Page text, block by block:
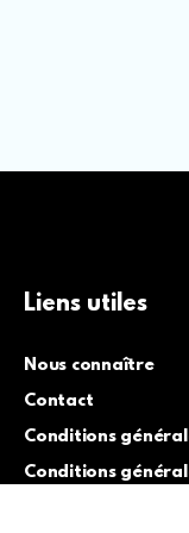
Liens utiles
Nous connaître
Contact
Conditions
Conditions